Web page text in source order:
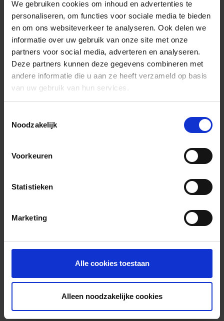
We gebruiken cookies om inhoud en advertenties te
personaliseren, om functies voor sociale media te bieden
en om ons websiteverkeer te analyseren. Ook delen we
informatie over uw gebruik van onze site met onze
partners voor social media, adverteren en analyseren.
Deze partners kunnen deze gegevens combineren met
andere informatie die u aan ze heeft verzameld op basis
van uw gebruik van hun services.
Noodzakelijk
Voorkeuren
Statistieken
Marketing
Alle cookies toestaan
Alleen noodzakelijke cookies